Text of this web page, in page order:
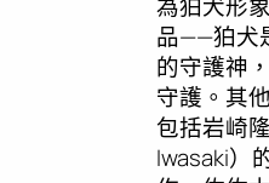
品——狛犬
的守護神
守護。其
包括岩崎
Iwasaki）